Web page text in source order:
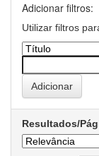
Adicionar filtros:
Utilizar filtros
Resultados/